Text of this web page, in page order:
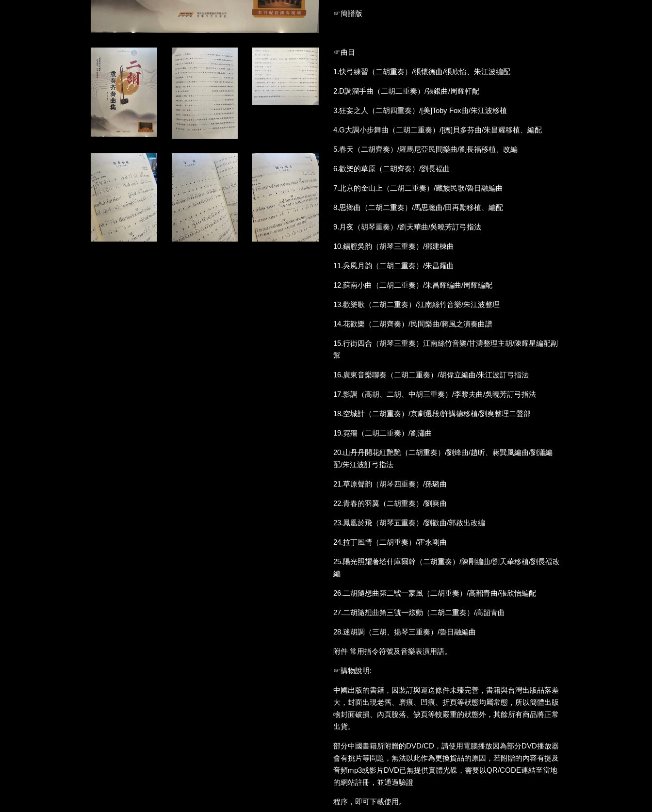
☞簡譜版
☞曲目
1.快弓練習（二胡重奏）/張懷德曲/張欣怡、朱江波編配
2.D調溜手曲（二胡二重奏）/張銀曲/周耀軒配
3.狂妄之人（二胡四重奏）/[美]Toby Fox曲/朱江波移植
4.G大調小步舞曲（二胡二重奏）/[德]貝多芬曲/朱昌耀移植、編配
5.春天（二胡齊奏）/羅馬尼亞民間樂曲/劉長福移植、改編
6.歡樂的草原（二胡齊奏）/劉長福曲
7.北京的金山上（二胡二重奏）/藏族民歌/魯日融編曲
8.思鄉曲（二胡二重奏）/馬思聰曲/田再勵移植、編配
9.月夜（胡琴重奏）/劉天華曲/吳曉芳訂弓指法
10.錫腔吳韵（胡琴三重奏）/鄧建棟曲
11.吳風月韵（二胡二重奏）/朱昌耀曲
12.蘇南小曲（二胡二重奏）/朱昌耀編曲/周耀編配
13.歡樂歌（二胡二重奏）/江南絲竹音樂/朱江波整理
14.花歡樂（二胡齊奏）/民間樂曲/蔣風之演奏曲譜
15.行街四合（胡琴三重奏）江南絲竹音樂/甘濤整理主胡/陳耀星編配副
幫
16.廣東音樂聯奏（二胡二重奏）/胡偉立編曲/朱江波訂弓指法
17.影調（高胡、二胡、中胡三重奏）/李黎夫曲/吳曉芳訂弓指法
18.空城計（二胡重奏）/京劇選段/許講德移植/劉爽整理二聲部
19.霓殤（二胡二重奏）/劉瀟曲
20.山丹丹開花紅艷艷（二胡重奏）/劉烽曲/趙昕、蔣巽風編曲/劉瀟編
配/朱江波訂弓指法
21.草原聲韵（胡琴四重奏）/孫璐曲
22.青春的羽翼（二胡重奏）/劉爽曲
23.鳳凰於飛（胡琴五重奏）/劉歡曲/郭啟出改編
24.拉丁風情（二胡重奏）/霍永剛曲
25.陽光照耀著塔什庫爾幹（二胡重奏）/陳剛編曲/劉天華移植/劉長福改
編
26.二胡隨想曲第二號一蒙風（二胡重奏）/高韶青曲/張欣怡編配
27.二胡隨想曲第三號一炫動（二胡二重奏）/高韶青曲
28.迷胡調（三胡、揚琴三重奏）/魯日融編曲
附件 常用指令符號及音樂表演用語。
☞購物說明:
中國出版的書籍，因裝訂與運送條件未臻完善，書籍與台灣出版品落差
大，封面出現老舊、磨痕、凹痕、折頁等狀態均屬常態，所以簡體出版
物封面破損、內頁脫落、缺頁等較嚴重的狀態外，其餘所有商品將正常
出貨。
部分中國書籍所附贈的DVD/CD，請使用電腦播放因為部分DVD播放器
會有挑片等問題，無法以此作為更換貨品的原因，若附贈的內容有提及
音頻mp3或影片DVD已無提供實體光碟，需要以QR/CODE連結至當地
的網站註冊，並通過驗證
程序，即可下載使用。